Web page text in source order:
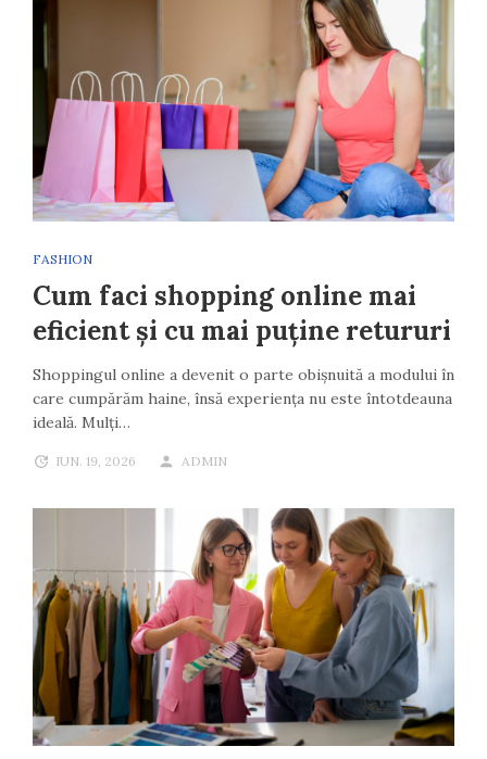
FASHION
Cum faci shopping online mai
eficient și cu mai puține retururi
Shoppingul online a devenit o parte obișnuită a modului în
care cumpărăm haine, însă experiența nu este întotdeauna
ideală. Mulți…
IUN. 19, 2026 ADMIN